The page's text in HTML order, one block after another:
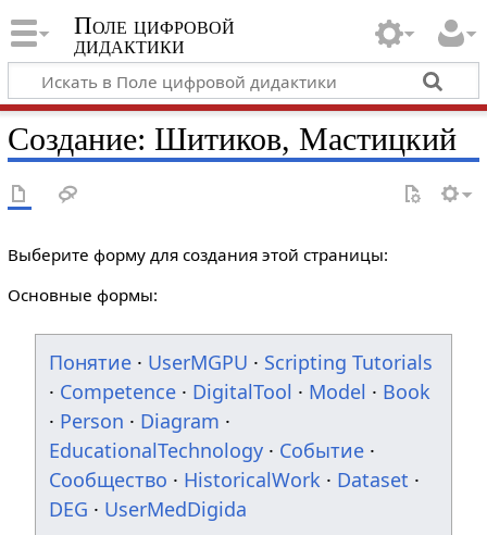
Поле цифровой
дидактики
Создание: Шитиков, Мастицкий
Выберите форму для создания этой страницы:
Основные формы:
Понятие · UserMGPU · Scripting Tutorials
· Competence · DigitalTool · Model · Book
· Person · Diagram ·
EducationalTechnology · Событие ·
Сообщество · HistoricalWork · Dataset ·
DEG · UserMedDigida